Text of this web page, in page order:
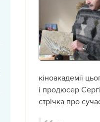
кіноакадемії
і продюсер
стрічка про